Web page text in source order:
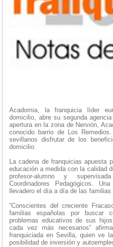
Acadomia, la franquicia líder
domicilio, abre su segunda
apertura en la zona de Nervión,
conocido barrio de Los
sevillanos disfrutar de los
domicilio.
La cadena de franquicias apuesta
educación a medida con la calidad
profesor-alumno y
Coordinadores Pedagógicos.
llevadero el día a día de las familias
“Conscientes del creciente
familias españolas por buscar
problemas educativos de sus
cada vez más necesarios”
franquiciada en Sevilla, quien ve
posibilidad de inversión y